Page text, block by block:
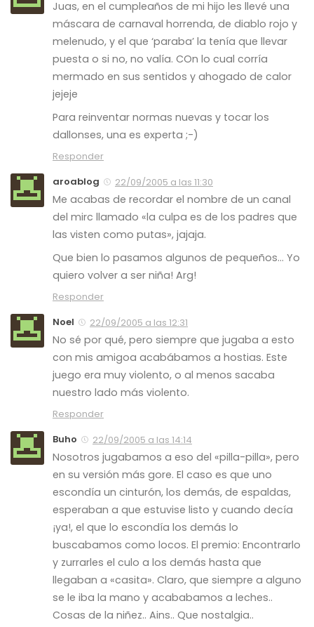
Juas, en el cumpleaños de mi hijo les llevé una
máscara de carnaval horrenda, de diablo rojo y
melenudo, y el que ‘paraba’ la tenía que llevar
puesta o si no, no valía. COn lo cual corría
mermado en sus sentidos y ahogado de calor
jejeje
Para reinventar normas nuevas y tocar los
dallonses, una es experta ;-)
Responder
aroablog
22/09/2005 a las 11:30
Me acabas de recordar el nombre de un canal
del mirc llamado «la culpa es de los padres que
las visten como putas», jajaja.
Que bien lo pasamos algunos de pequeños… Yo
quiero volver a ser niña! Arg!
Responder
Noel
22/09/2005 a las 12:31
No sé por qué, pero siempre que jugaba a esto
con mis amigoa acabábamos a hostias. Este
juego era muy violento, o al menos sacaba
nuestro lado más violento.
Responder
Buho
22/09/2005 a las 14:14
Nosotros jugabamos a eso del «pilla-pilla», pero
en su versión más gore. El caso es que uno
escondía un cinturón, los demás, de espaldas,
esperaban a que estuvise listo y cuando decía
¡ya!, el que lo escondía los demás lo
buscabamos como locos. El premio: Encontrarlo
y zurrarles el culo a los demás hasta que
llegaban a «casita». Claro, que siempre a alguno
se le iba la mano y acababamos a leches..
Cosas de la niñez.. Ains.. Que nostalgia..